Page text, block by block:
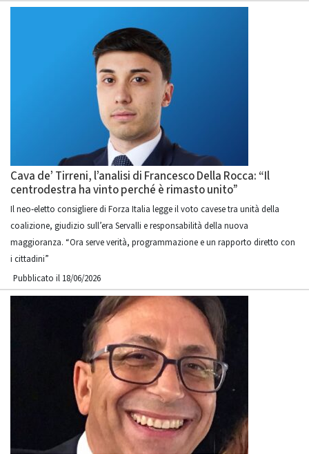
Cava de’ Tirreni, l’analisi di Francesco Della Rocca: “Il
centrodestra ha vinto perché è rimasto unito”
Il neo‑eletto consigliere di Forza Italia legge il voto cavese tra unità della
coalizione, giudizio sull’era Servalli e responsabilità della nuova
maggioranza. “Ora serve verità, programmazione e un rapporto diretto con
i cittadini”
Pubblicato il 18/06/2026